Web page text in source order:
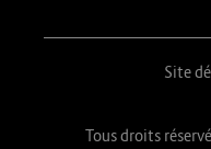
Site
Tous droits